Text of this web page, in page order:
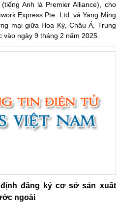
Anh là Premier Alliance), cho
Express Pte. Ltd. và Yang Ming
mại giữa Hoa Kỳ, Châu Á, Trung
vào ngày 9 tháng 2 năm 2025.
đăng ký cơ sở sản xuất
ngoài